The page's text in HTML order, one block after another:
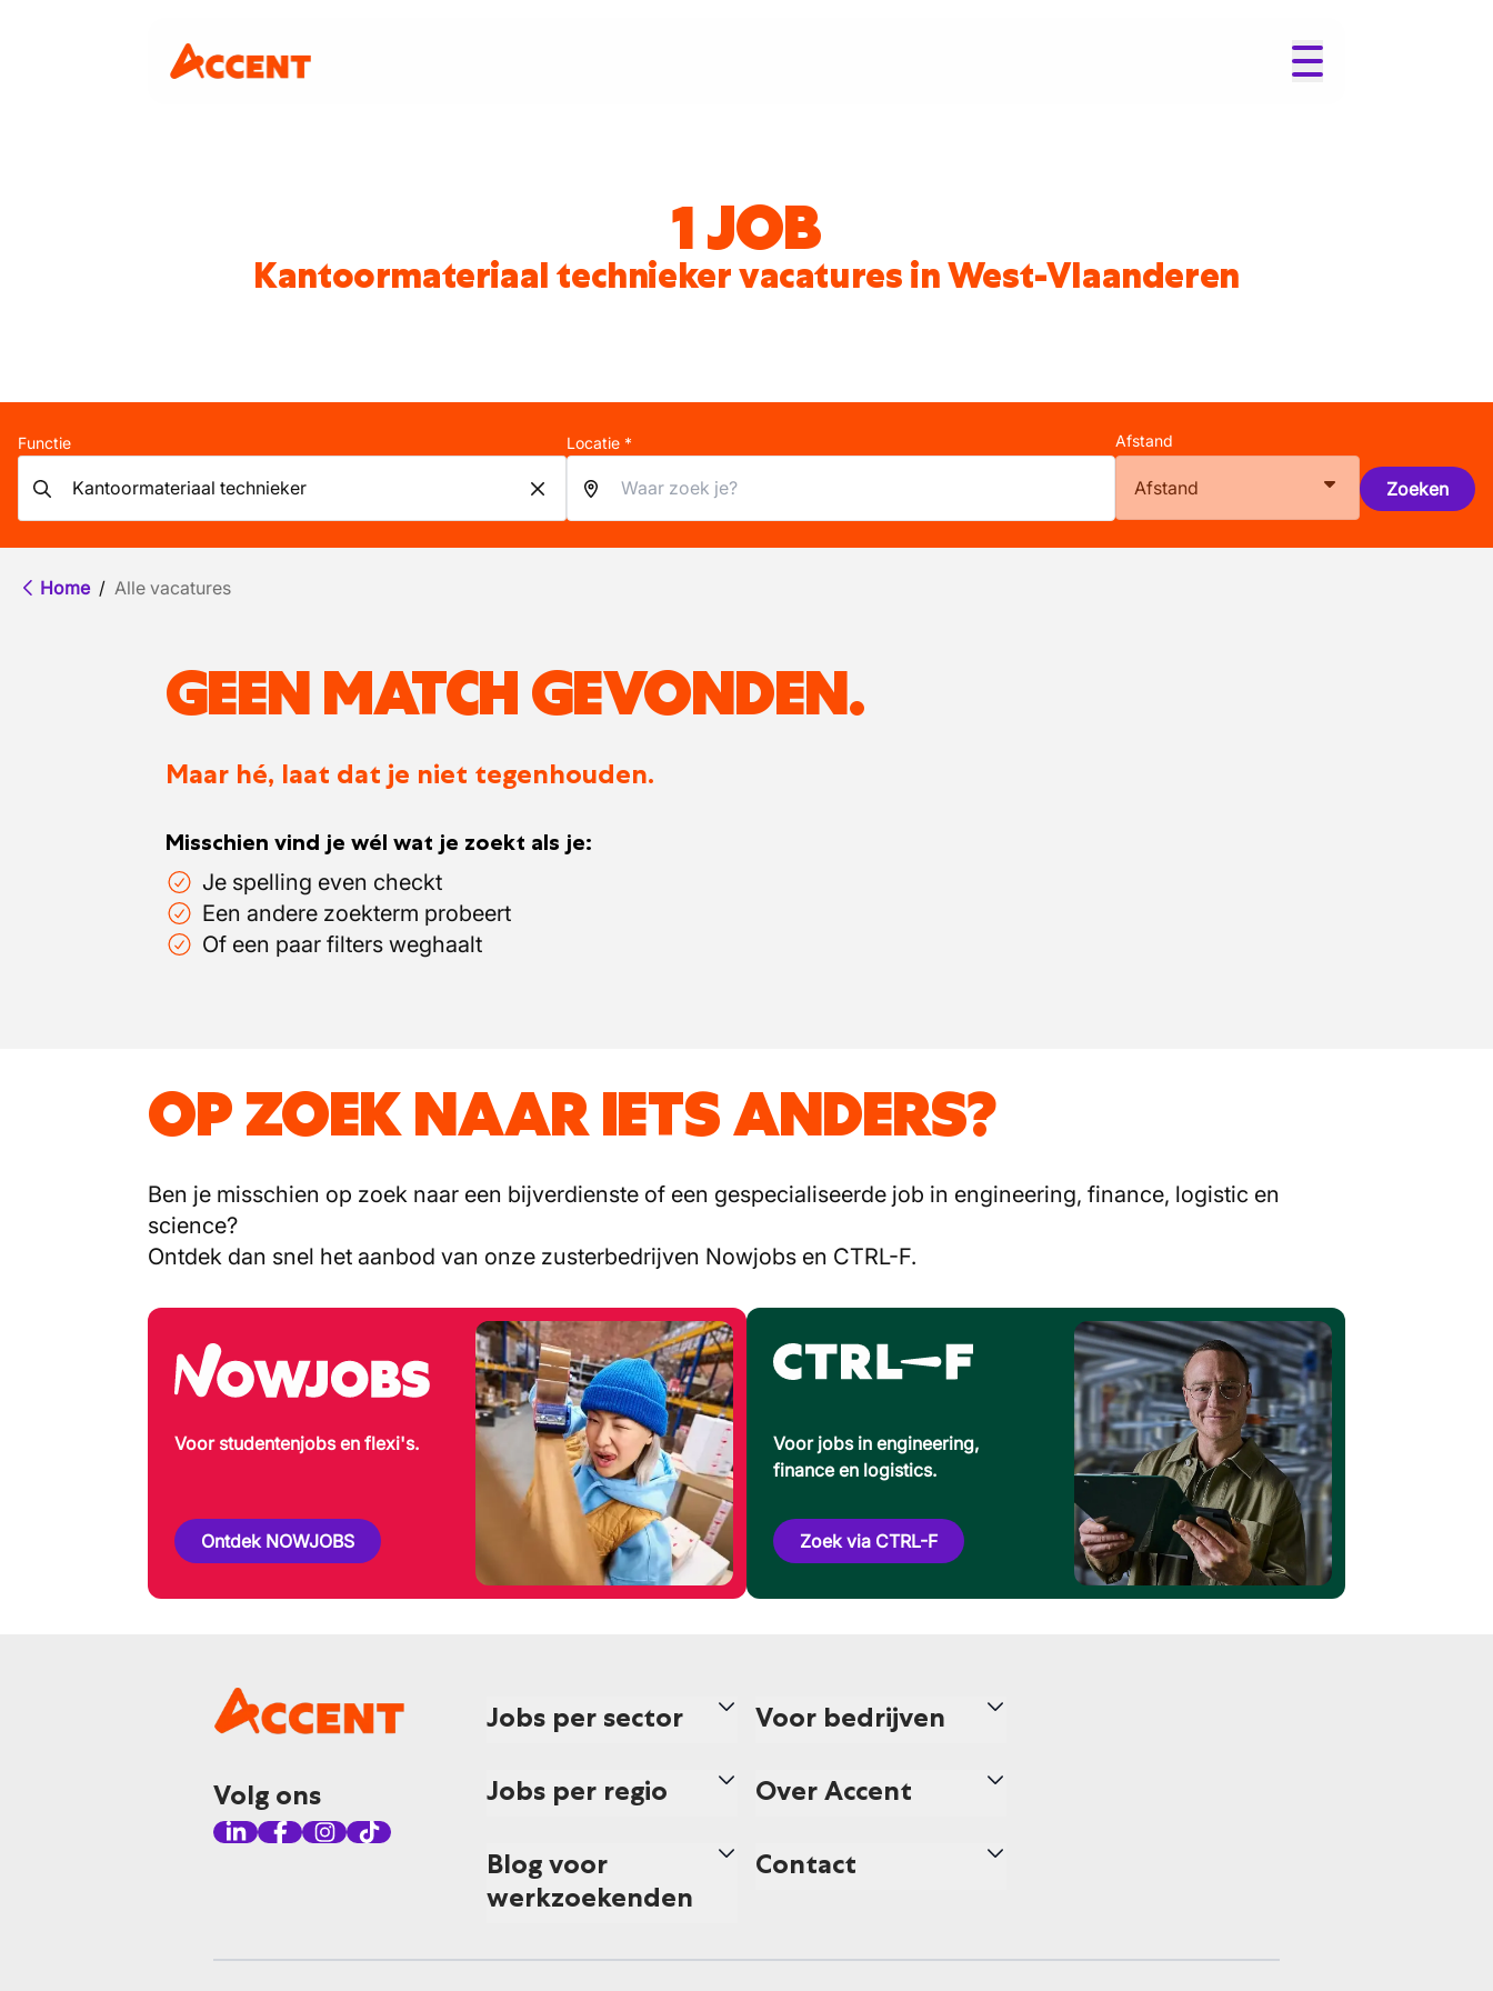
1 JOB
Kantoormateriaal technieker vacatures in West-Vlaanderen
Functie Locatie * Afstand
Afstand Zoeken
Home / Alle vacatures
GEEN MATCH GEVONDEN.
Maar hé, laat dat je niet tegenhouden.
Misschien vind je wél wat je zoekt als je:
Je spelling even checkt
Een andere zoekterm probeert
Of een paar filters weghaalt
OP ZOEK NAAR IETS ANDERS?
Ben je misschien op zoek naar een bijverdienste of een gespecialiseerde job in engineering, finance, logistic en
science?
Ontdek dan snel het aanbod van onze zusterbedrijven Nowjobs en CTRL-F.
Voor studentenjobs en flexi's.
Ontdek NOWJOBS
Voor jobs in engineering,
finance en logistics.
Zoek via CTRL-F
Volg ons
Jobs per sector
Jobs per regio
Blog voor
werkzoekenden
Voor bedrijven
Over Accent
Contact